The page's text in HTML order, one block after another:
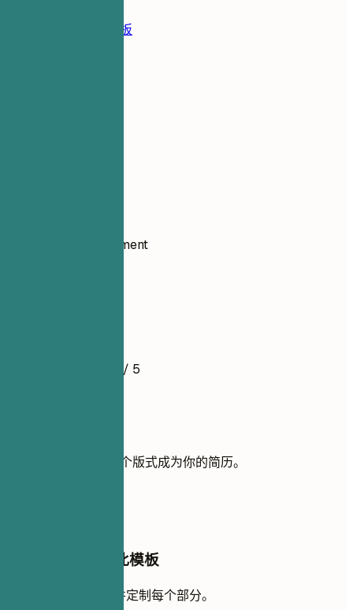
简历模板
project-management
/ 5
添加你的经历，让这个版式成为你的简历。
在 AI 对话中编辑此模板
让 AI 与你一起重写并定制每个部分。